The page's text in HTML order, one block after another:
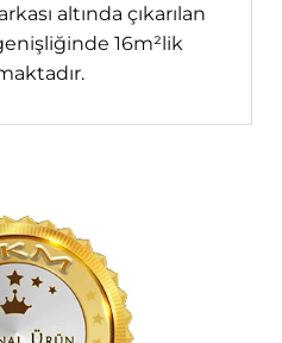
altında çıkarılan
16m²lik